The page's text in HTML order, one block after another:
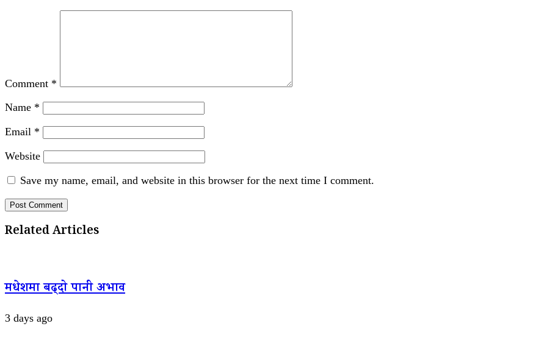
Comment *
Name *
Email *
Website
Save my name, email, and website in this browser for the next time I comment.
Related Articles
मधेशमा बढ्दो पानी अभाव
3 days ago